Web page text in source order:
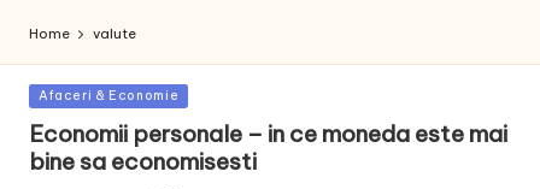
Home valute
Posted
Afaceri & Economie
Economii personale – in ce moneda este mai
bine sa economisesti